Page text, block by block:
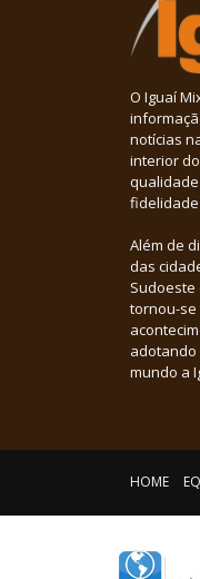
O Iguaí
notícias
interior
Além de
das
Sudoeste
tornou-se
adotando
mundo a
HOME